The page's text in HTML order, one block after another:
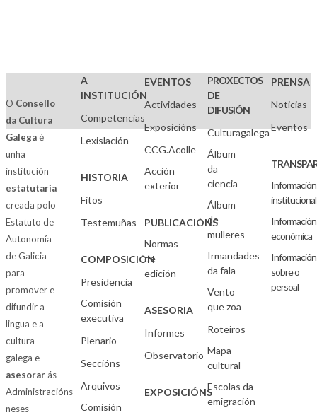
O Consello
da Cultura
Galegaé
unha
institución
estatutaria
creada polo
Estatuto de
Autonomía
de Galicia
para
promover e
difundir a
lingua e a
cultura
galega e
asesorarás
Administracións
neses
A
INSTITUCIÓN
Competencias
Lexislación
HISTORIA
Fitos
Testemuñas
COMPOSICIÓN
Presidencia
Comisión
executiva
Plenario
Seccións
Arquivos
Comisión
EVENTOS
Actividades
Exposicións
CCG.Acolle
Acción
exterior
PUBLICACIÓNS
Normas
de
edición
ASESORIA
Informes
Observatorio
EXPOSICIÓNS
PROXECTOS
DE
DIFUSIÓN
Culturagalega
Álbum
da
ciencia
Álbum
de
mulleres
Irmandades
da fala
Vento
que zoa
Roteiros
Mapa
cultural
Escolas da
emigración
PRENSA
Noticias
Eventos
Información
institucional
Información
económica
Información
sobre o
persoal